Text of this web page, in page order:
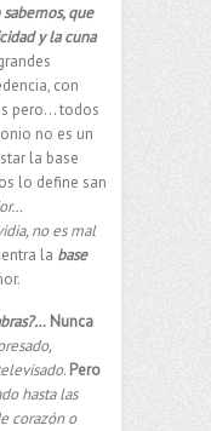
que
y la cuna
con
pero… todos
no es un
la base
lo define san
no es mal
la base
Nunca
. Pero
hasta las
corazón o